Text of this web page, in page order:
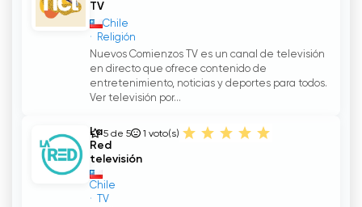
TV
Chile
Religión
Nuevos Comienzos TV es un canal de televisión
en directo que ofrece contenido de
entretenimiento, noticias y deportes para todos.
Ver televisión por...
La
Red
televisión
Chile
TV
5 de 5 1 voto(s)